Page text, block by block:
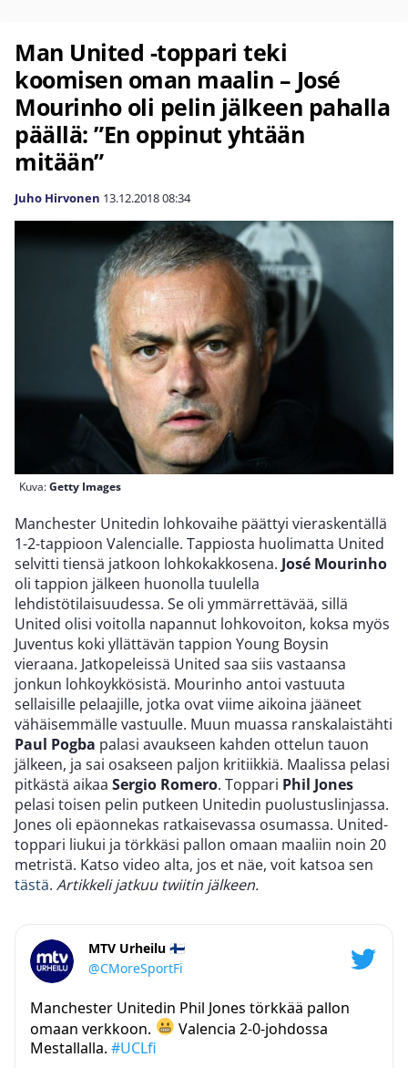
Man United -toppari teki
koomisen oman maalin – José
Mourinho oli pelin jälkeen pahalla
päällä: ”En oppinut yhtään
mitään”
Juho Hirvonen 13.12.201808:34
Kuva:Getty Images
Manchester Unitedin lohkovaihe päättyi vieraskentällä
1-2-tappioon Valencialle. Tappiosta huolimatta United
selvitti tiensä jatkoon lohkokakkosena. José Mourinho
oli tappion jälkeen huonolla tuulella
lehdistötilaisuudessa. Se oli ymmärrettävää, sillä
United olisi voitolla napannut lohkovoiton, koksa myös
Juventus koki yllättävän tappion Young Boysin
vieraana. Jatkopeleissä United saa siis vastaansa
jonkun lohkoykkösistä. Mourinho antoi vastuuta
sellaisille pelaajille, jotka ovat viime aikoina jääneet
vähäisemmälle vastuulle. Muun muassa ranskalaistähti
Paul Pogba palasi avaukseen kahden ottelun tauon
jälkeen, ja sai osakseen paljon kritiikkiä. Maalissa pelasi
pitkästä aikaa Sergio Romero. Toppari Phil Jones
pelasi toisen pelin putkeen Unitedin puolustuslinjassa.
Jones oli epäonnekas ratkaisevassa osumassa. United-
toppari liukui ja törkkäsi pallon omaan maaliin noin 20
metristä. Katso video alta, jos et näe, voit katsoa sen
tästä. Artikkeli jatkuu twiitin jälkeen.
MTV Urheilu 🇫🇮
@CMoreSportFi
Manchester Unitedin Phil Jones törkkää pallon
omaan verkkoon.
Valencia 2-0-johdossa
Mestallalla. #UCLfi